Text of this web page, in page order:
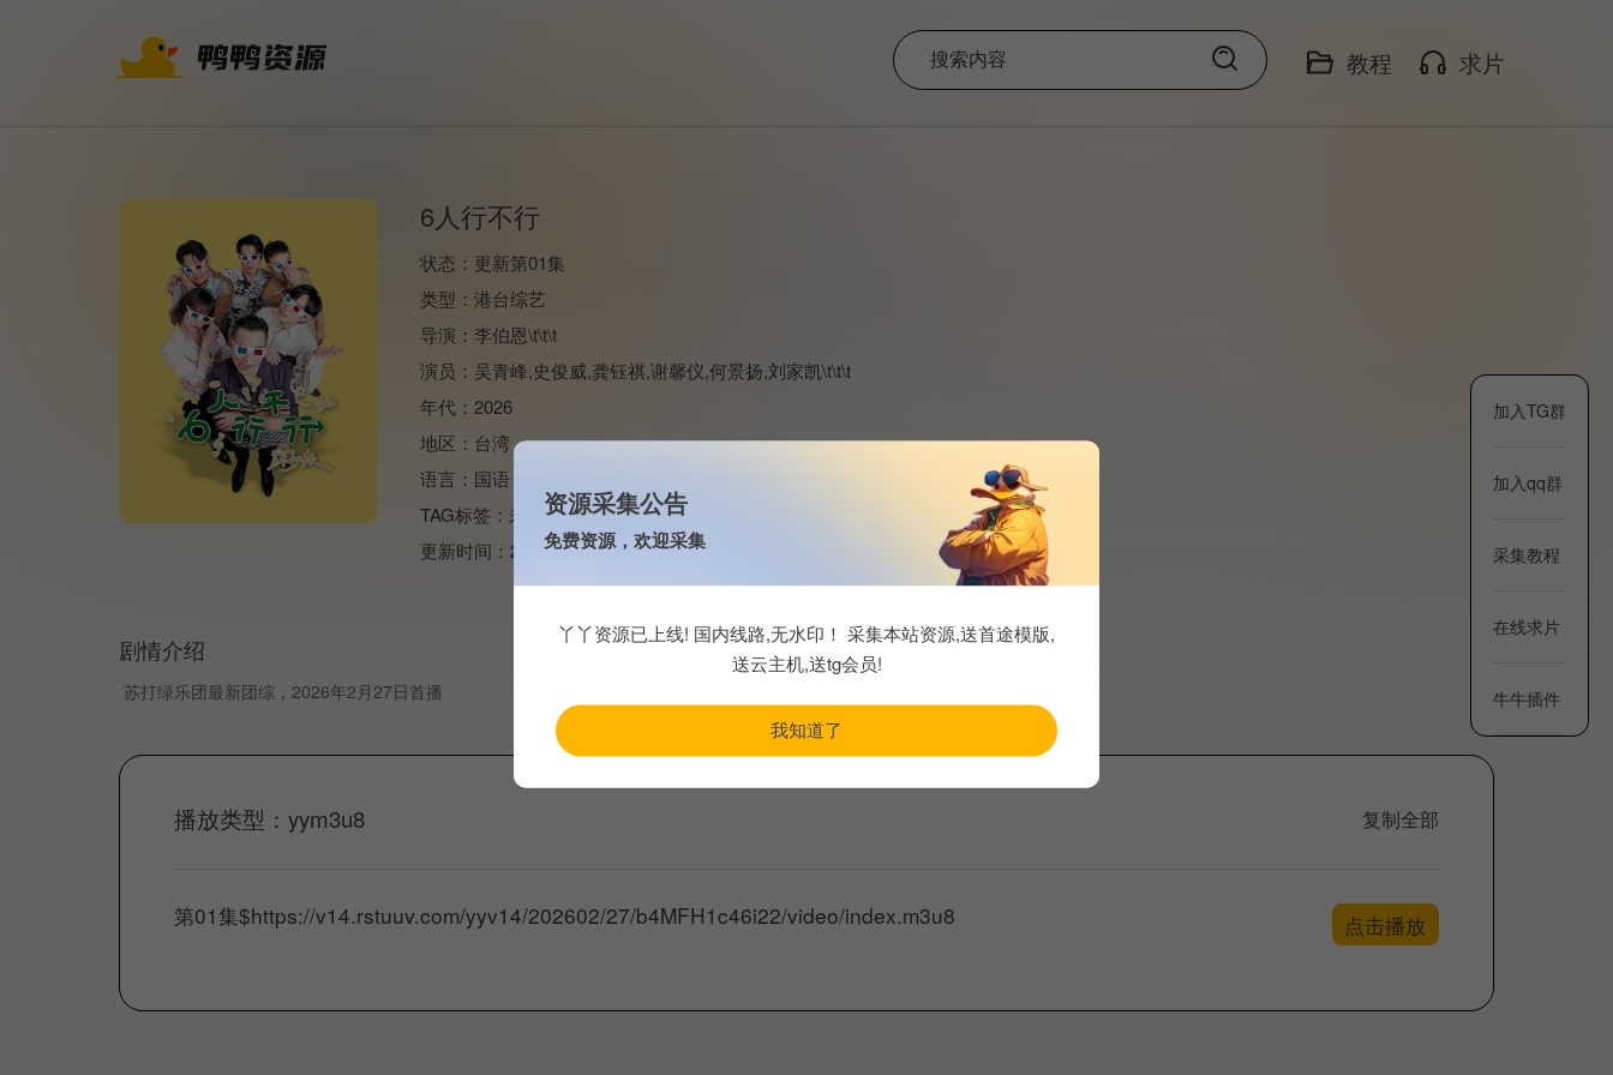
教程 求片
6人行不行
状态： 更新第01集
类型： 港台综艺
导演： 李伯恩\t\t\t
演员： 吴青峰,史俊威,龚钰祺,谢馨仪,何景扬,刘家凯\t\t\t
年代： 2026
地区： 台湾
语言： 国语
TAG标签： 未知
更新时间： 2026-02-27 08:02:55
剧情介绍
苏打绿乐团最新团综，2026年2月27日首播
播放类型： yym3u8 复制全部
点击播放
第01集$https://v14.rstuuv.com/yyv14/202602/27/b4MFH1c46i22/video/index.m3u8
加入TG群
加入qq群
采集教程
在线求片
牛牛插件
资源采集公告
免费资源，欢迎采集
丫丫资源已上线! 国内线路,无水印！ 采集本站资源,送首途模版,
送云主机,送tg会员!
我知道了